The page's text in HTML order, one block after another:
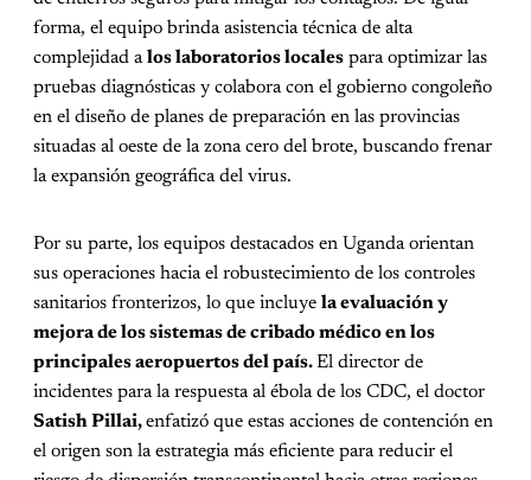
forma, el equipo brinda asistencia técnica de alta
complejidad alos laboratorios locales para optimizar las
pruebas diagnósticas y colabora con el gobierno congoleño
en el diseño de planes de preparación en las provincias
situadas al oeste de la zona cero del brote, buscando frenar
la expansión geográfica del virus.
Por su parte, los equipos destacados en Uganda orientan
sus operaciones hacia el robustecimiento de los controles
sanitarios fronterizos, lo que incluye la evaluación y
mejora de los sistemas de cribado médico en los
principales aeropuertos del país.El director de
incidentes para la respuesta al ébola de los CDC, el doctor
Satish Pillai,enfatizó que estas acciones de contención en
el origen son la estrategia más eficiente para reducir el